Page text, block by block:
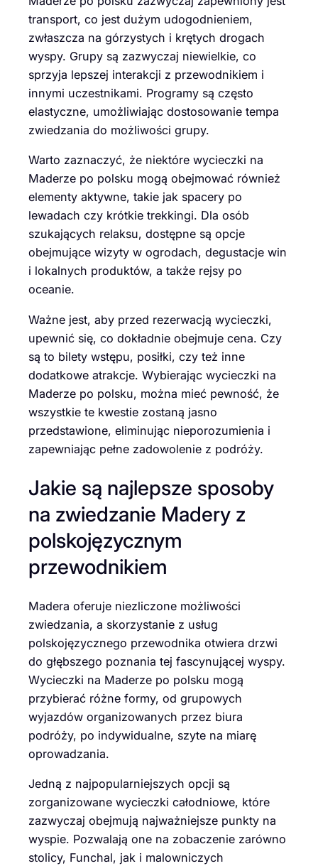
transport, co jest dużym udogodnieniem,
zwłaszcza na górzystych i krętych drogach
wyspy. Grupy są zazwyczaj niewielkie, co
sprzyja lepszej interakcji z przewodnikiem i
innymi uczestnikami. Programy są często
elastyczne, umożliwiając dostosowanie tempa
zwiedzania do możliwości grupy.
Warto zaznaczyć, że niektóre wycieczki na
Maderze po polsku mogą obejmować również
elementy aktywne, takie jak spacery po
lewadach czy krótkie trekkingi. Dla osób
szukających relaksu, dostępne są opcje
obejmujące wizyty w ogrodach, degustacje win
i lokalnych produktów, a także rejsy po
oceanie.
Ważne jest, aby przed rezerwacją wycieczki,
upewnić się, co dokładnie obejmuje cena. Czy
są to bilety wstępu, posiłki, czy też inne
dodatkowe atrakcje. Wybierając wycieczki na
Maderze po polsku, można mieć pewność, że
wszystkie te kwestie zostaną jasno
przedstawione, eliminując nieporozumienia i
zapewniając pełne zadowolenie z podróży.
Jakie są najlepsze sposoby
na zwiedzanie Madery z
polskojęzycznym
przewodnikiem
Madera oferuje niezliczone możliwości
zwiedzania, a skorzystanie z usług
polskojęzycznego przewodnika otwiera drzwi
do głębszego poznania tej fascynującej wyspy.
Wycieczki na Maderze po polsku mogą
przybierać różne formy, od grupowych
wyjazdów organizowanych przez biura
podróży, po indywidualne, szyte na miarę
oprowadzania.
Jedną z najpopularniejszych opcji są
zorganizowane wycieczki całodniowe, które
zazwyczaj obejmują najważniejsze punkty na
wyspie. Pozwalają one na zobaczenie zarówno
stolicy, Funchal, jak i malowniczych